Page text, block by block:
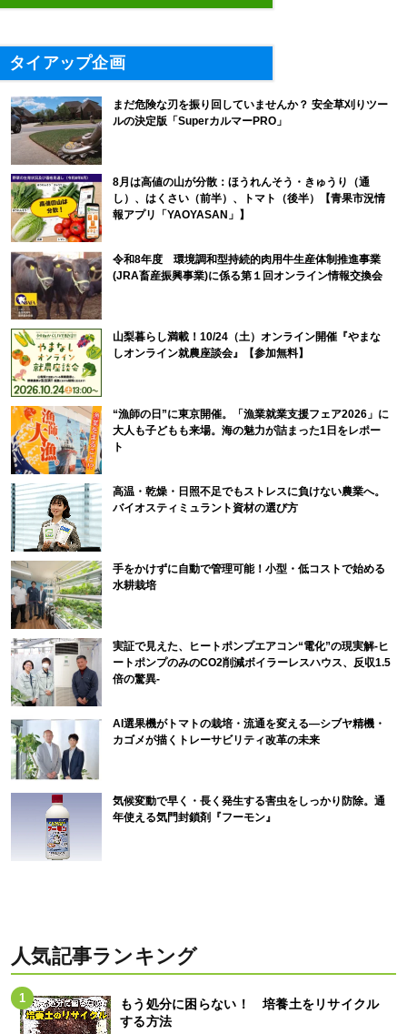
タイアップ企画
まだ危険な刃を振り回していませんか？ 安全草刈りツー
ルの決定版「SuperカルマーPRO」
8月は高値の山が分散：ほうれんそう・きゅうり（通
し）、はくさい（前半）、トマト（後半）【青果市況情
報アプリ「YAOYASAN」】
令和8年度 環境調和型持続的肉用牛生産体制推進事業
(JRA畜産振興事業)に係る第１回オンライン情報交換会
山梨暮らし満載！10/24（土）オンライン開催『やまな
しオンライン就農座談会』【参加無料】
“漁師の日”に東京開催。「漁業就業支援フェア2026」に
大人も子どもも来場。海の魅力が詰まった1日をレポー
ト
高温・乾燥・日照不足でもストレスに負けない農業へ。
バイオスティミュラント資材の選び方
手をかけずに自動で管理可能！小型・低コストで始める
水耕栽培
実証で見えた、ヒートポンプエアコン“電化”の現実解-ヒ
ートポンプのみのCO2削減ボイラーレスハウス、反収1.5
倍の驚異-
AI選果機がトマトの栽培・流通を変える―シブヤ精機・
カゴメが描くトレーサビリティ改革の未来
気候変動で早く・長く発生する害虫をしっかり防除。通
年使える気門封鎖剤『フーモン』
人気記事ランキング
もう処分に困らない！ 培養土をリサイクル
する方法